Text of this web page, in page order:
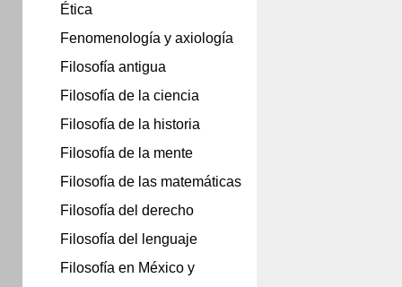
Ética
Fenomenología y axiología
Filosofía antigua
Filosofía de la ciencia
Filosofía de la historia
Filosofía de la mente
Filosofía de las matemáticas
Filosofía del derecho
Filosofía del lenguaje
Filosofía en México y